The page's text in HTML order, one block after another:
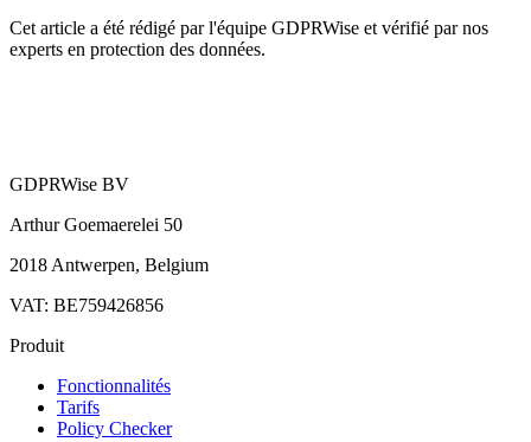
Cet article a été rédigé par l'équipe GDPRWise et vérifié par nos
experts en protection des données.
GDPRWise BV
Arthur Goemaerelei 50
2018 Antwerpen, Belgium
VAT: BE759426856
Produit
Fonctionnalités
Tarifs
Policy Checker